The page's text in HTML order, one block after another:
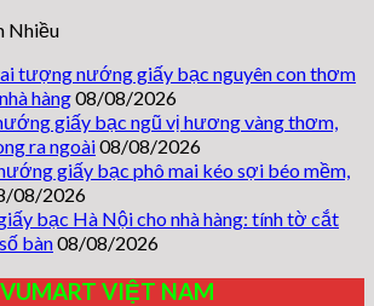
Nhiều
tượng nướng giấy bạc nguyên con thơm
hàng08/08/2026
giấy bạc ngũ vị hương vàng thơm,
ra ngoài08/08/2026
giấy bạc phô mai kéo sợi béo mềm,
08/2026
bạc Hà Nội cho nhà hàng: tính tờ cắt
bàn08/08/2026
VIỆT NAM